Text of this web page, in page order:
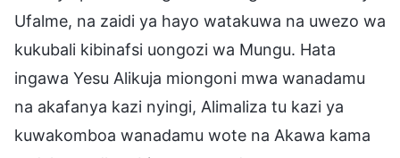
Ufalme, na zaidi ya hayo watakuwa na uwezo wa
kukubali kibinafsi uongozi wa Mungu. Hata
ingawa Yesu Alikuja miongoni mwa wanadamu
na akafanya kazi nyingi, Alimaliza tu kazi ya
kuwakomboa wanadamu wote na Akawa kama